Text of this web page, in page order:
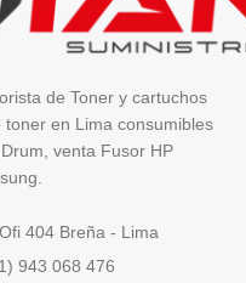
de Toner y cartuchos
toner en Lima consumibles
venta Fusor HP
404 Breña - Lima
943 068 476